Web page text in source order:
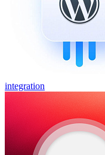
integration